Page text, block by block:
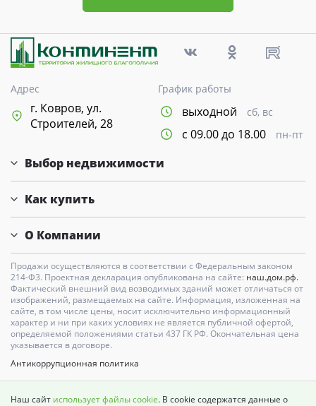
Адрес
г. Ковров, ул.
Строителей, 28
График работы
выходной сб, вс
с 09.00 до 18.00 пн-пт
Выбор недвижимости
Как купить
О Компании
Продажи осуществляются в соответствии с Федеральным законом
214-Ф3. Проектная декларация опубликована на сайте: наш.дом.рф.
Фактический внешний вид возводимых зданий может отличаться от
изображений, размещаемых на сайте. Информация, изложенная на
сайте, в том числе цены, носит исключительно информационный
характер и ни при каких условиях не является публичной офертой,
определяемой положениями статьи 437 ГК РФ. Окончательная цена
указывается в договоре.
Антикоррупционная политика
Наш сайт использует файлы cookie. В cookie содержатся данные о